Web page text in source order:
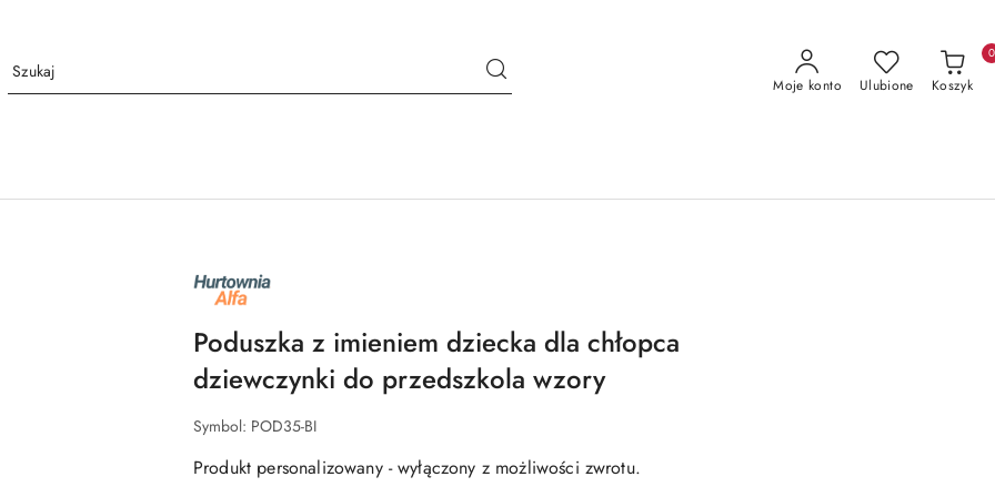
Moje konto Ulubione Koszyk
0
NAZWA
PRODUCENTA:
ALFA
Poduszka z imieniem dziecka dla chłopca
dziewczynki do przedszkola wzory
Symbol: POD35-BI
Produkt personalizowany - wyłączony z możliwości zwrotu.